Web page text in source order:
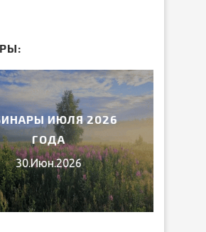
ИЮЛЯ 2026
ГОДА
30.Июн.2026